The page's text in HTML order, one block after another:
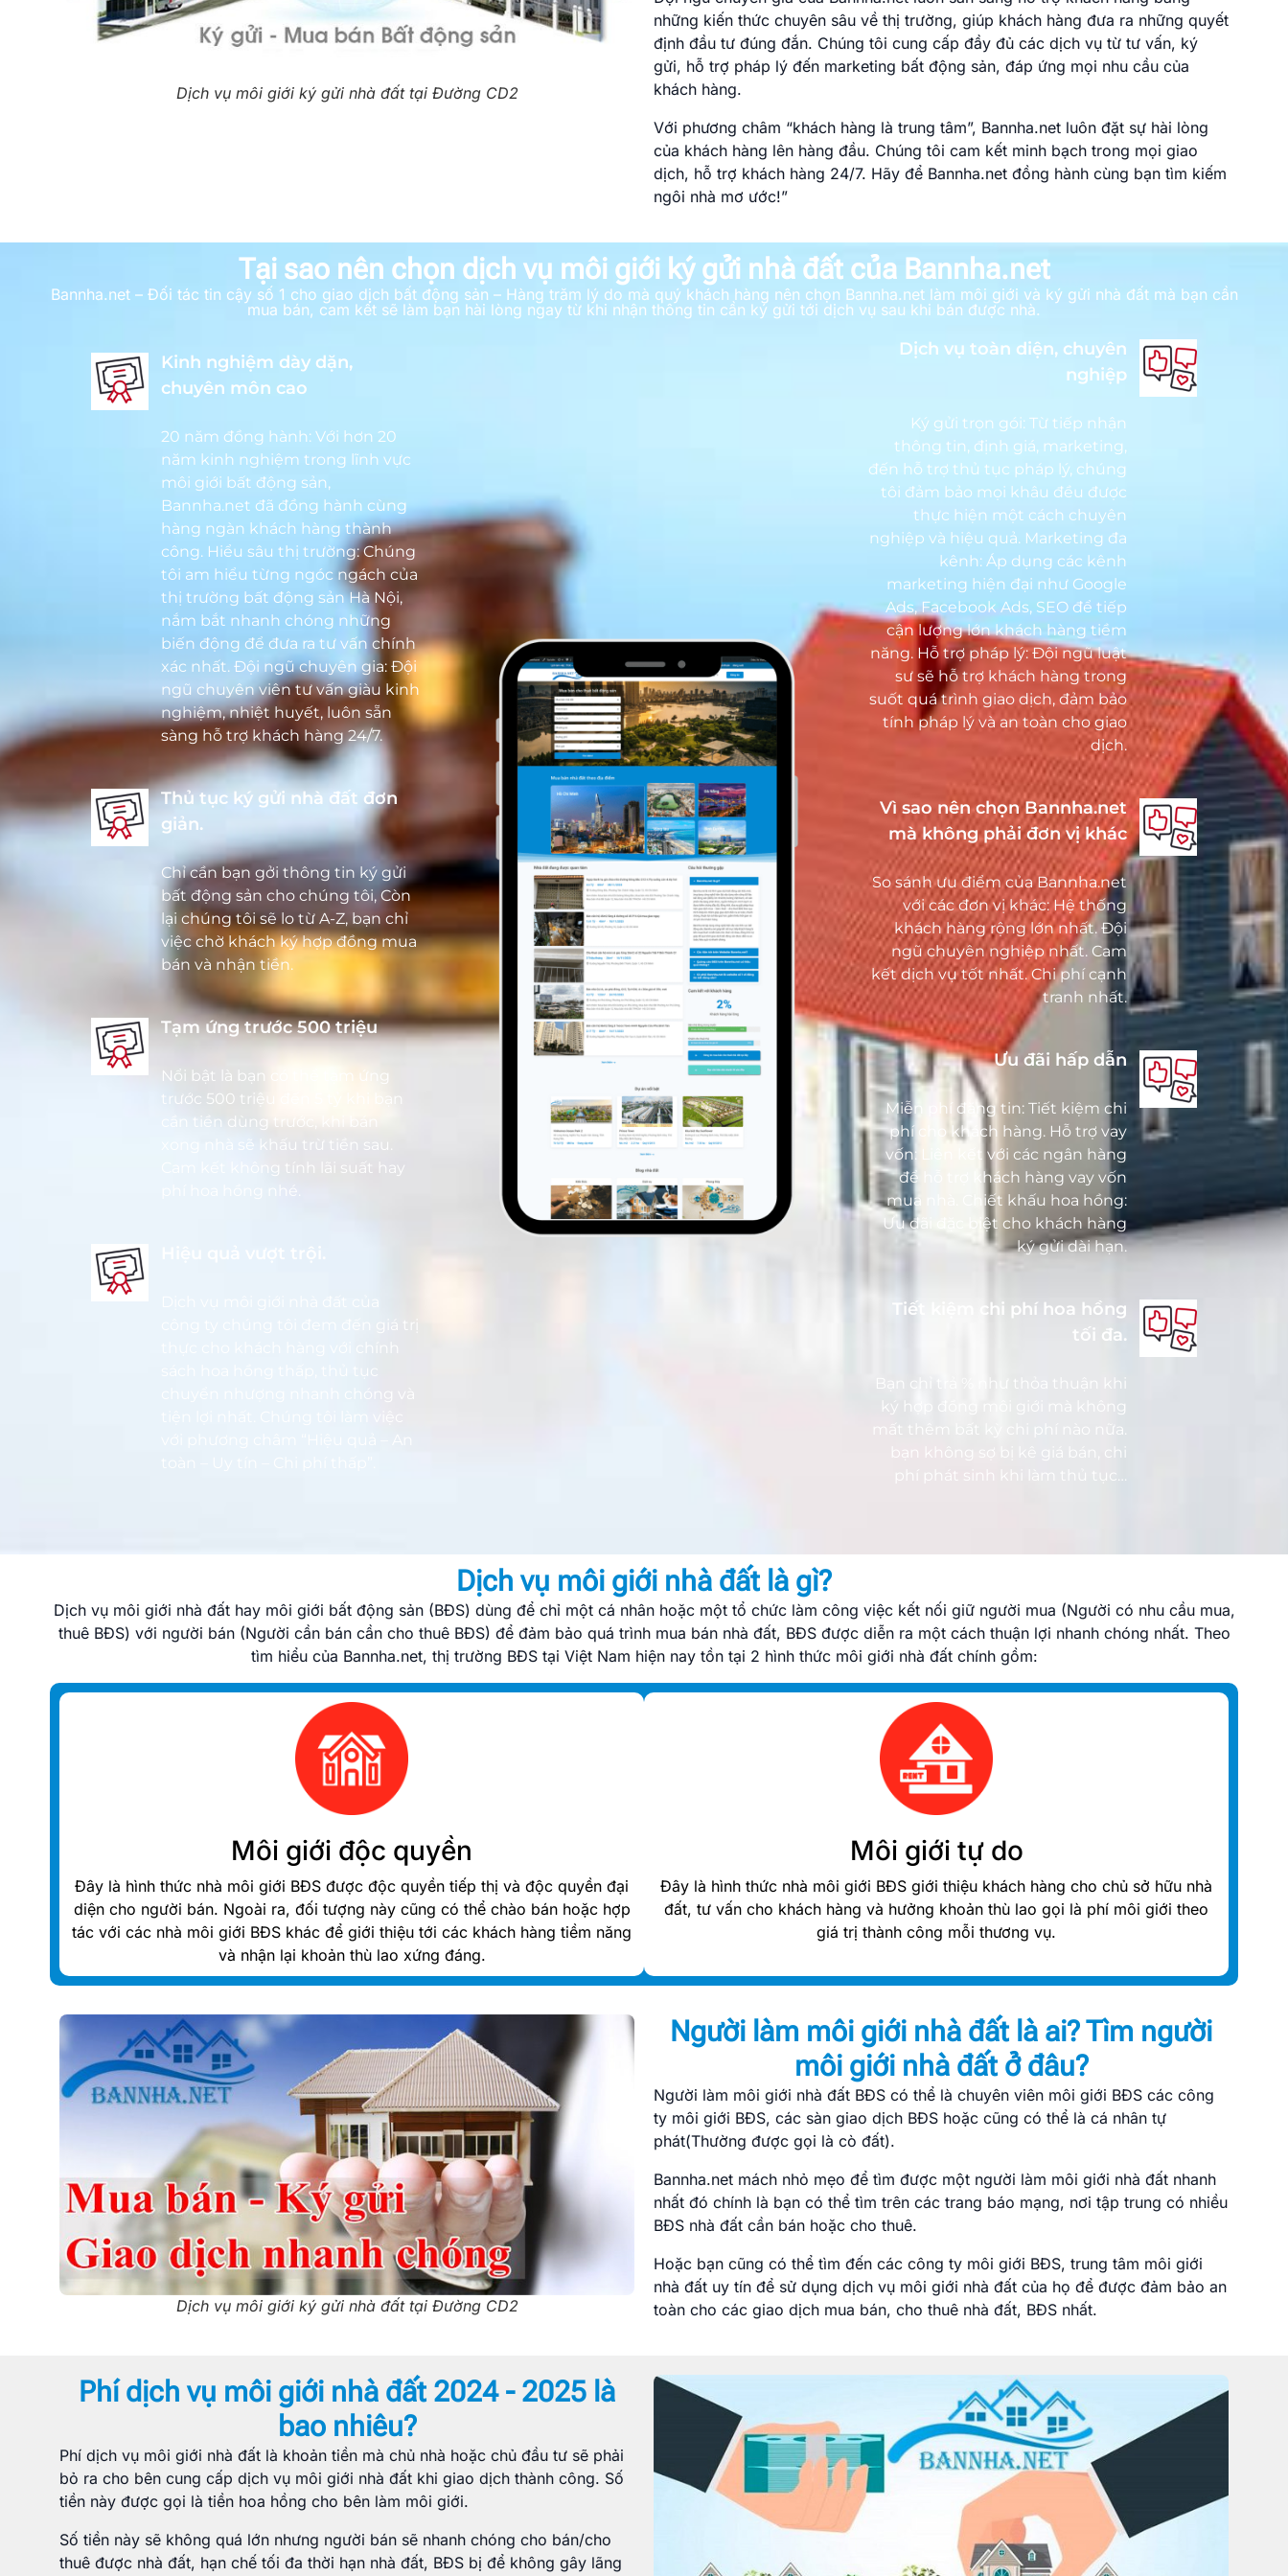
Dịch vụ môi giới ký gửi nhà đất tại Đường CD2
những kiến thức chuyên sâu về thị trường, giúp khách hàng đưa ra những quyết
định đầu tư đúng đắn. Chúng tôi cung cấp đầy đủ các dịch vụ từ tư vấn, ký
gửi, hỗ trợ pháp lý đến marketing bất động sản, đáp ứng mọi nhu cầu của
khách hàng.
Với phương châm “khách hàng là trung tâm”, Bannha.net luôn đặt sự hài lòng
của khách hàng lên hàng đầu. Chúng tôi cam kết minh bạch trong mọi giao
dịch, hỗ trợ khách hàng 24/7. Hãy để Bannha.net đồng hành cùng bạn tìm kiếm
ngôi nhà mơ ước!”
Tại sao nên chọn dịch vụ môi giới ký gửi nhà đất của Bannha.net
Bannha.net – Đối tác tin cậy số 1 cho giao dịch bất động sản – Hàng trăm lý do mà quý khách hàng nên chọn Bannha.net làm môi giới và ký gửi nhà đất mà bạn cần
mua bán, cam kết sẽ làm bạn hài lòng ngay từ khi nhận thông tin cần ký gửi tới dịch vụ sau khi bán được nhà.
Kinh nghiệm dày dặn,
chuyên môn cao
20 năm đồng hành: Với hơn 20
năm kinh nghiệm trong lĩnh vực
môi giới bất động sản,
Bannha.net đã đồng hành cùng
hàng ngàn khách hàng thành
công. Hiểu sâu thị trường: Chúng
tôi am hiểu từng ngóc ngách của
thị trường bất động sản Hà Nội,
nắm bắt nhanh chóng những
biến động để đưa ra tư vấn chính
xác nhất. Đội ngũ chuyên gia: Đội
ngũ chuyên viên tư vấn giàu kinh
nghiệm, nhiệt huyết, luôn sẵn
sàng hỗ trợ khách hàng 24/7.
Thủ tục ký gửi nhà đất đơn
giản.
Chỉ cần bạn gởi thông tin ký gửi
bất động sản cho chúng tôi, Còn
lại chúng tôi sẽ lo từ A-Z, bạn chỉ
việc chờ khách ký hợp đồng mua
bán và nhận tiền.
Tạm ứng trước 500 triệu
Nổi bật là bạn có thể tạm ứng
trước 500 triệu đến 5 tỷ khi bạn
cần tiền dùng trước, khi bán
xong nhà sẽ khấu trừ tiền sau.
Cam kết không tính lãi suất hay
phí hoa hồng nhé.
Hiệu quả vượt trội.
Dịch vụ môi giới nhà đất của
công ty chúng tôi đem đến giá trị
thực cho khách hàng với chính
sách hoa hồng thấp, thủ tục
chuyển nhượng nhanh chóng và
Dịch vụ toàn diện, chuyên
nghiệp
Ký gửi trọn gói: Từ tiếp nhận
thông tin, định giá, marketing,
đến hỗ trợ thủ tục pháp lý, chúng
tôi đảm bảo mọi khâu đều được
thực hiện một cách chuyên
nghiệp và hiệu quả. Marketing đa
kênh: Áp dụng các kênh
marketing hiện đại như Google
Ads, Facebook Ads, SEO để tiếp
cận lượng lớn khách hàng tiềm
năng. Hỗ trợ pháp lý: Đội ngũ luật
sư sẽ hỗ trợ khách hàng trong
suốt quá trình giao dịch, đảm bảo
tính pháp lý và an toàn cho giao
dịch.
Vì sao nên chọn Bannha.net
mà không phải đơn vị khác
So sánh ưu điểm của Bannha.net
với các đơn vị khác: Hệ thống
khách hàng rộng lớn nhất. Đội
ngũ chuyên nghiệp nhất. Cam
kết dịch vụ tốt nhất. Chi phí cạnh
tranh nhất.
Ưu đãi hấp dẫn
Miễn phí đăng tin: Tiết kiệm chi
phí cho khách hàng. Hỗ trợ vay
vốn: Liên kết với các ngân hàng
để hỗ trợ khách hàng vay vốn
mua nhà. Chiết khấu hoa hồng:
Ưu đãi đặc biệt cho khách hàng
ký gửi dài hạn.
Tiết kiệm chi phí hoa hồng
tối đa.
Bạn chỉ trả % như thỏa thuận khi
ký hợp đồng môi giới mà không
mất thêm bất kỳ chi phí nào nữa.
bạn không sợ bị kê giá bán, chi
phí phát sinh khi làm thủ tục…
Dịch vụ môi giới nhà đất là gì?
Dịch vụ môi giới nhà đất hay môi giới bất động sản (BĐS) dùng để chỉ một cá nhân hoặc một tổ chức làm công việc kết nối giữ người mua (Người có nhu cầu mua,
thuê BĐS) với người bán (Người cần bán cần cho thuê BĐS) để đảm bảo quá trình mua bán nhà đất, BĐS được diễn ra một cách thuận lợi nhanh chóng nhất. Theo
tìm hiểu của Bannha.net, thị trường BĐS tại Việt Nam hiện nay tồn tại 2 hình thức môi giới nhà đất chính gồm:
Môi giới độc quyền
Đây là hình thức nhà môi giới BĐS được độc quyền tiếp thị và độc quyền đại
diện cho người bán. Ngoài ra, đối tượng này cũng có thể chào bán hoặc hợp
tác với các nhà môi giới BĐS khác để giới thiệu tới các khách hàng tiềm năng
và nhận lại khoản thù lao xứng đáng.
Môi giới tự do
Đây là hình thức nhà môi giới BĐS giới thiệu khách hàng cho chủ sở hữu nhà
đất, tư vấn cho khách hàng và hưởng khoản thù lao gọi là phí môi giới theo
giá trị thành công mỗi thương vụ.
Dịch vụ môi giới ký gửi nhà đất tại Đường CD2
Người làm môi giới nhà đất là ai? Tìm người
môi giới nhà đất ở đâu?
Người làm môi giới nhà đất BĐS có thể là chuyên viên môi giới BĐS các công
ty môi giới BĐS, các sàn giao dịch BĐS hoặc cũng có thể là cá nhân tự
phát(Thường được gọi là cò đất).
Bannha.net mách nhỏ mẹo để tìm được một người làm môi giới nhà đất nhanh
nhất đó chính là bạn có thể tìm trên các trang báo mạng, nơi tập trung có nhiều
BĐS nhà đất cần bán hoặc cho thuê.
Hoặc bạn cũng có thể tìm đến các công ty môi giới BĐS, trung tâm môi giới
nhà đất uy tín để sử dụng dịch vụ môi giới nhà đất của họ để được đảm bảo an
toàn cho các giao dịch mua bán, cho thuê nhà đất, BĐS nhất.
Phí dịch vụ môi giới nhà đất 2024 - 2025 là
bao nhiêu?
Phí dịch vụ môi giới nhà đất là khoản tiền mà chủ nhà hoặc chủ đầu tư sẽ phải
bỏ ra cho bên cung cấp dịch vụ môi giới nhà đất khi giao dịch thành công. Số
tiền này được gọi là tiền hoa hồng cho bên làm môi giới.
Số tiền này sẽ không quá lớn nhưng người bán sẽ nhanh chóng cho bán/cho
thuê được nhà đất, hạn chế tối đa thời hạn nhà đất, BĐS bị để không gây lãng